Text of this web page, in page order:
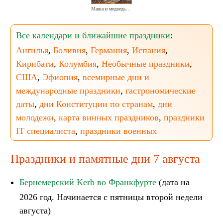
Все календари и ближайшие праздники:
Ангилья, Боливия, Германия, Испания,
Кирибати, Колумбия, Необычные праздники,
США, Эфиопия, всемирные дни и
международные праздники, гастрономические
даты, дни Конституции по странам, дни
молодежи, карта винных праздников, праздники
IT специалиста, праздники военных
Праздники и памятные дни 7 августа
Бернемерский Kerb во Франкфурте (дата на
2026 год. Начинается с пятницы второй недели
августа)